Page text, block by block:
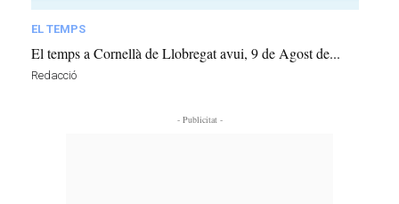
EL TEMPS
El temps a Cornellà de Llobregat avui, 9 de Agost de...
Redacció
- Publicitat -